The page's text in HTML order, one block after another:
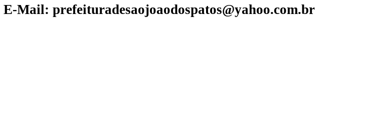
E-Mail: prefeituradesaojoaodospatos@yahoo.com.br